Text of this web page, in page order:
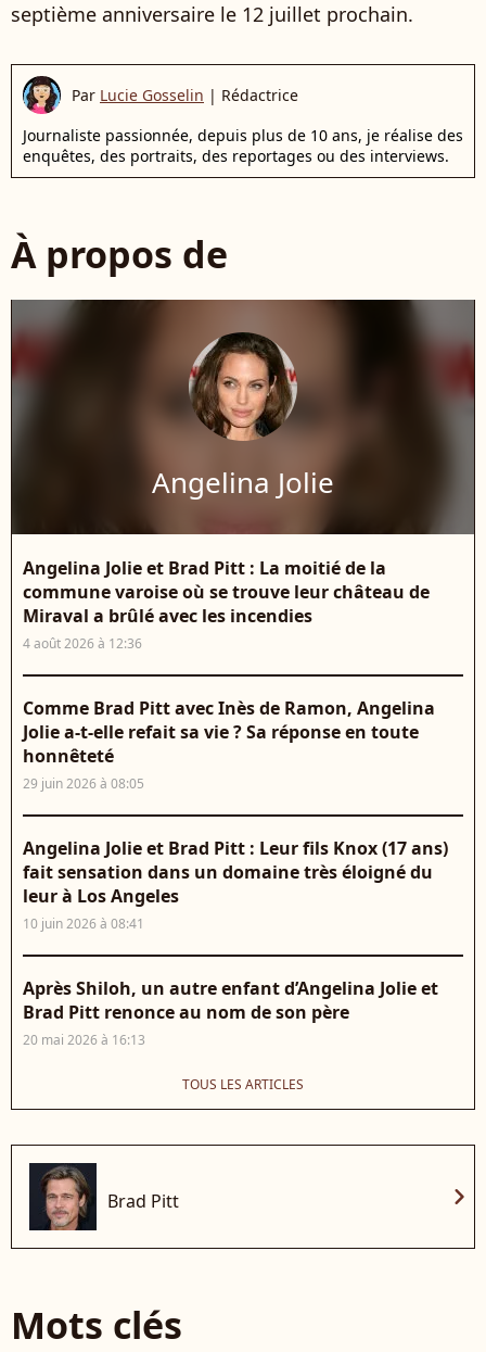
septième anniversaire le 12 juillet prochain.
Par Lucie Gosselin | Rédactrice
Journaliste passionnée, depuis plus de 10 ans, je réalise des
enquêtes, des portraits, des reportages ou des interviews.
À propos de
Angelina Jolie
Angelina Jolie et Brad Pitt : La moitié de la
commune varoise où se trouve leur château de
Miraval a brûlé avec les incendies
4 août 2026 à 12:36
Comme Brad Pitt avec Inès de Ramon, Angelina
Jolie a-t-elle refait sa vie ? Sa réponse en toute
honnêteté
29 juin 2026 à 08:05
Angelina Jolie et Brad Pitt : Leur fils Knox (17 ans)
fait sensation dans un domaine très éloigné du
leur à Los Angeles
10 juin 2026 à 08:41
Après Shiloh, un autre enfant d’Angelina Jolie et
Brad Pitt renonce au nom de son père
20 mai 2026 à 16:13
TOUS LES ARTICLES
Brad Pitt chevron_right
Mots clés